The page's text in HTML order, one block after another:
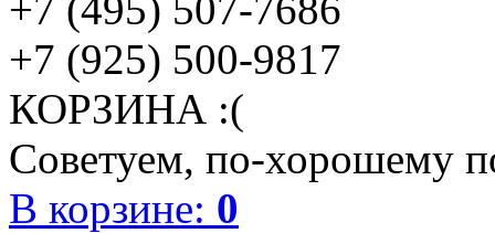
+7 (925) 500-9817
КОРЗИНА :(
Советуем, по-хорошему
В корзине: 0